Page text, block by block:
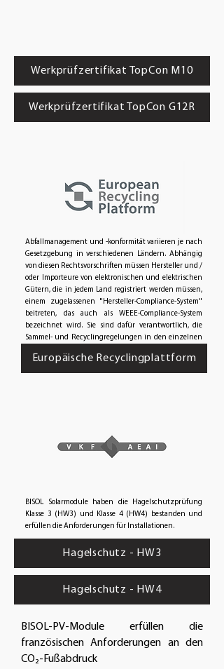
Werkprüfzertifikat TopCon M10
Werkprüfzertifikat TopCon G12R
Abfallmanagement und -konformität variieren je nach
Gesetzgebung in verschiedenen Ländern. Abhängig
von diesen Rechtsvorschriften müssen Hersteller und /
oder Importeure von elektronischen und elektrischen
Gütern, die in jedem Land registriert werden müssen,
einem zugelassenen "Hersteller-Compliance-System"
beitreten, das auch als WEEE-Compliance-System
bezeichnet wird. Sie sind dafür verantwortlich, die
Sammel- und Recyclingregelungen in den einzelnen
Europäische Recyclingplattform
BISOL Solarmodule haben die Hagelschutzprüfung
Klasse 3 (HW3) und Klasse 4 (HW4) bestanden und
erfüllen die Anforderungen für Installationen.
Hagelschutz - HW3
Hagelschutz - HW4
BISOL-PV-Module erfüllen die
französischen Anforderungen an den
CO₂-Fußabdruck